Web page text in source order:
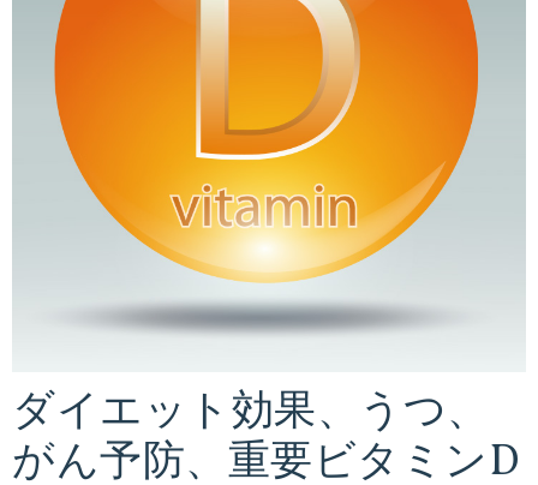
ダイエット効果、うつ、
がん予防、重要ビタミンD